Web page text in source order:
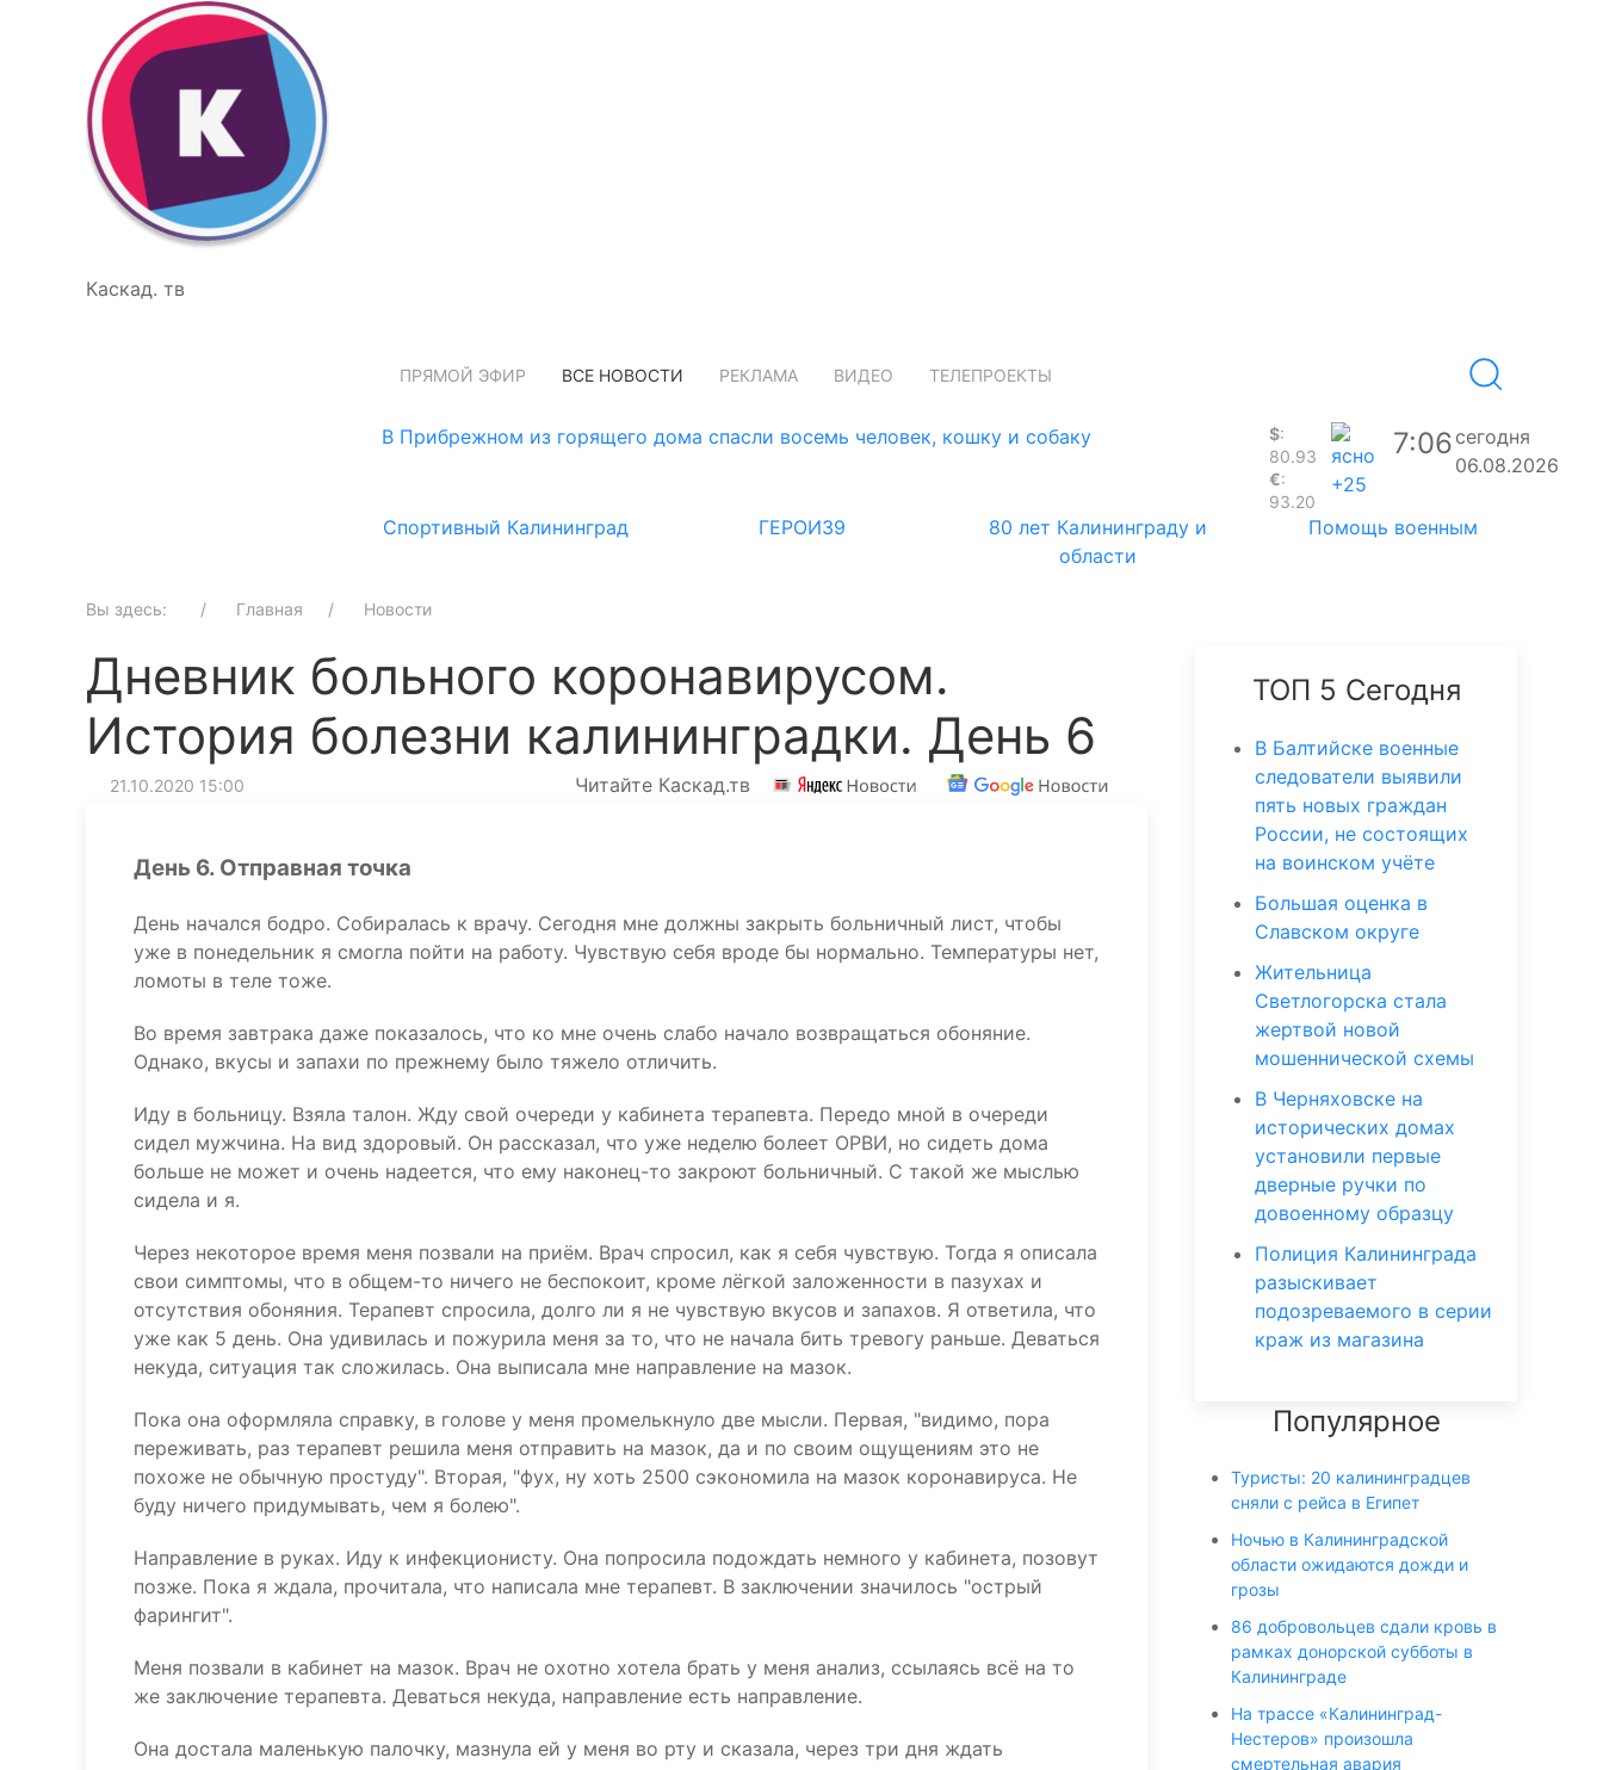
Каскад. тв
ПРЯМОЙ ЭФИР ВСЕ НОВОСТИ РЕКЛАМА ВИДЕО ТЕЛЕПРОЕКТЫ
В Прибрежном из горящего дома спасли восемь человек, кошку и собаку $:
80.93
€:
93.20
+25
7:06 сегодня
06.08.2026
Спортивный Калининград ГЕРОИ39
80 лет Калининграду и
области
Помощь военным
Вы здесь: Главная Новости
Дневник больного коронавирусом.
История болезни калининградки. День 6
21.10.2020 15:00 Читайте Каскад.тв
День 6. Отправная точка
День начался бодро. Собиралась к врачу. Сегодня мне должны закрыть больничный лист, чтобы
уже в понедельник я смогла пойти на работу. Чувствую себя вроде бы нормально. Температуры нет,
ломоты в теле тоже.
Во время завтрака даже показалось, что ко мне очень слабо начало возвращаться обоняние.
Однако, вкусы и запахи по прежнему было тяжело отличить.
Иду в больницу. Взяла талон. Жду свой очереди у кабинета терапевта. Передо мной в очереди
сидел мужчина. На вид здоровый. Он рассказал, что уже неделю болеет ОРВИ, но сидеть дома
больше не может и очень надеется, что ему наконец-то закроют больничный. С такой же мыслью
сидела и я.
Через некоторое время меня позвали на приём. Врач спросил, как я себя чувствую. Тогда я описала
свои симптомы, что в общем-то ничего не беспокоит, кроме лёгкой заложенности в пазухах и
отсутствия обоняния. Терапевт спросила, долго ли я не чувствую вкусов и запахов. Я ответила, что
уже как 5 день. Она удивилась и пожурила меня за то, что не начала бить тревогу раньше. Деваться
некуда, ситуация так сложилась. Она выписала мне направление на мазок.
Пока она оформляла справку, в голове у меня промелькнуло две мысли. Первая, "видимо, пора
переживать, раз терапевт решила меня отправить на мазок, да и по своим ощущениям это не
похоже не обычную простуду". Вторая, "фух, ну хоть 2500 сэкономила на мазок коронавируса. Не
буду ничего придумывать, чем я болею".
Направление в руках. Иду к инфекционисту. Она попросила подождать немного у кабинета, позовут
позже. Пока я ждала, прочитала, что написала мне терапевт. В заключении значилось "острый
фарингит".
Меня позвали в кабинет на мазок. Врач не охотно хотела брать у меня анализ, ссылаясь всё на то
же заключение терапевта. Деваться некуда, направление есть направление.
Она достала маленькую палочку, мазнула ей у меня во рту и сказала, через три дня ждать
ТОП 5 Сегодня
В Балтийске военные
следователи выявили
пять новых граждан
России, не состоящих
на воинском учёте
Большая оценка в
Славском округе
Жительница
Светлогорска стала
жертвой новой
мошеннической схемы
В Черняховске на
исторических домах
установили первые
дверные ручки по
довоенному образцу
Полиция Калининграда
разыскивает
подозреваемого в серии
краж из магазина
Популярное
Туристы: 20 калининградцев
сняли с рейса в Египет
Ночью в Калининградской
области ожидаются дожди и
грозы
86 добровольцев сдали кровь в
рамках донорской субботы в
Калининграде
На трассе «Калининград-
Нестеров» произошла
смертельная авария